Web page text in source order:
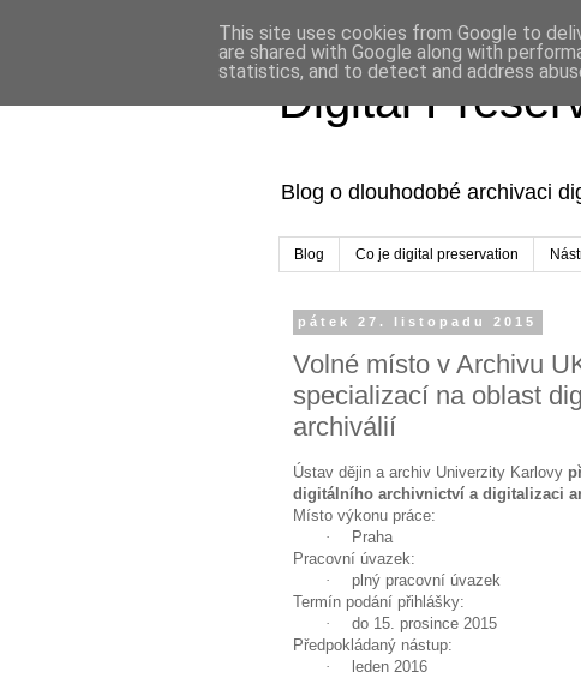
Digital
Blog o dlouhodobé archivaci
Blog Co je digital preservation
pátek 27. listopadu 2015
Volné místo v Archivu
specializací na oblast
archiválií
Ústav dějin a archiv Univerzity Karlovy
digitálního archivnictví a digitalizaci
Místo výkonu práce:
·
Praha
Pracovní úvazek:
·
plný pracovní úvazek
Termín podání přihlášky:
·
do 15. prosince 2015
Předpokládaný nástup:
·
leden 2016
This site uses cookies from Google to
are shared with Google along with
statistics, and to detect and address